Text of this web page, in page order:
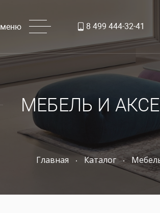
меню 8 499 444-32-41
МЕБЕЛЬ И
Главная Каталог